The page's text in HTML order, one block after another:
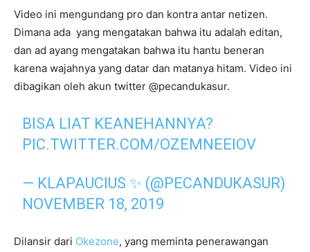
Video ini mengundang pro dan kontra antar netizen.
Dimana ada yang mengatakan bahwa itu adalah editan,
dan ad ayang mengatakan bahwa itu hantu beneran
karena wajahnya yang datar dan matanya hitam. Video ini
dibagikan oleh akun twitter @pecandukasur.
BISA LIAT KEANEHANNYA?
PIC.TWITTER.COM/OZEMNEEIOV
— KLAPAUCIUS ✨ (@PECANDUKASUR)
NOVEMBER 18, 2019
Dilansir dari Okezone, yang meminta penerawangan